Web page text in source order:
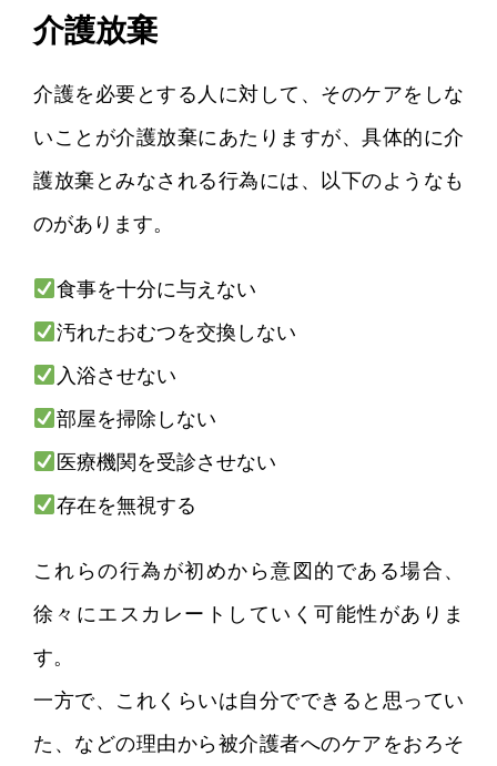
介護放棄
介護を必要とする人に対して、そのケアをしな
いことが介護放棄にあたりますが、具体的に介
護放棄とみなされる行為には、以下のようなも
のがあります。
食事を十分に与えない
汚れたおむつを交換しない
入浴させない
部屋を掃除しない
医療機関を受診させない
存在を無視する
これらの行為が初めから意図的である場合、
徐々にエスカレートしていく可能性がありま
す。
一方で、これくらいは自分でできると思ってい
た、などの理由から被介護者へのケアをおろそ